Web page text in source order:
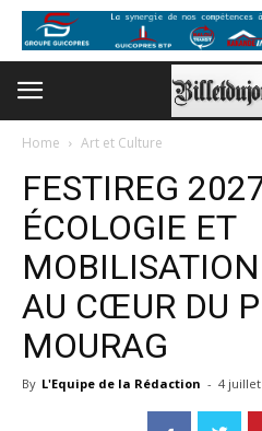
Home Art et Culture
FESTIREG
ÉCOLOGIE ET
AU CŒUR DU
MOURAG
By L'Equipe de la Rédaction - 4 juillet